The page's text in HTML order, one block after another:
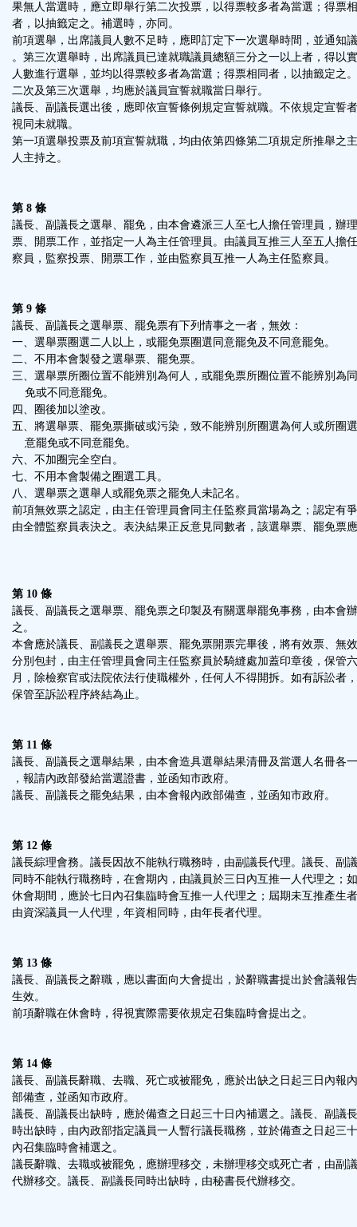
果無人當選時，應立即舉行第二次投票，以得票較多者為當選；得票
者，以抽籤定之。補選時，亦同。
前項選舉，出席議員人數不足時，應即訂定下一次選舉時間，並通知
。第三次選舉時，出席議員已達就職議員總額三分之一以上者，得以
人數進行選舉，並均以得票較多者為當選；得票相同者，以抽籤定之
二次及第三次選舉，均應於議員宣誓就職當日舉行。
議長、副議長選出後，應即依宣誓條例規定宣誓就職。不依規定宣誓
視同未就職。
第一項選舉投票及前項宣誓就職，均由依第四條第二項規定所推舉之
人主持之。
第 8 條
議長、副議長之選舉、罷免，由本會遴派三人至七人擔任管理員，辦
票、開票工作，並指定一人為主任管理員。由議員互推三人至五人擔
察員，監察投票、開票工作，並由監察員互推一人為主任監察員。
第 9 條
議長、副議長之選舉票、罷免票有下列情事之一者，無效：
一、選舉票圈選二人以上，或罷免票圈選同意罷免及不同意罷免。
二、不用本會製發之選舉票、罷免票。
三、選舉票所圈位置不能辨別為何人，或罷免票所圈位置不能辨別為
免或不同意罷免。
四、圈後加以塗改。
五、將選舉票、罷免票撕破或污染，致不能辨別所圈選為何人或所圈
意罷免或不同意罷免。
六、不加圈完全空白。
七、不用本會製備之圈選工具。
八、選舉票之選舉人或罷免票之罷免人未記名。
前項無效票之認定，由主任管理員會同主任監察員當場為之；認定有
由全體監察員表決之。表決結果正反意見同數者，該選舉票、罷免票
第 10 條
議長、副議長之選舉票、罷免票之印製及有關選舉罷免事務，由本會
之。
本會應於議長、副議長之選舉票、罷免票開票完畢後，將有效票、無
分別包封，由主任管理員會同主任監察員於騎縫處加蓋印章後，保管
月，除檢察官或法院依法行使職權外，任何人不得開拆。如有訴訟者
保管至訴訟程序終結為止。
第 11 條
議長、副議長之選舉結果，由本會造具選舉結果清冊及當選人名冊各
，報請內政部發給當選證書，並函知市政府。
議長、副議長之罷免結果，由本會報內政部備查，並函知市政府。
第 12 條
議長綜理會務。議長因故不能執行職務時，由副議長代理。議長、副
同時不能執行職務時，在會期內，由議員於三日內互推一人代理之；
休會期間，應於七日內召集臨時會互推一人代理之；屆期未互推產生
由資深議員一人代理，年資相同時，由年長者代理。
第 13 條
議長、副議長之辭職，應以書面向大會提出，於辭職書提出於會議報
生效。
前項辭職在休會時，得視實際需要依規定召集臨時會提出之。
第 14 條
議長、副議長辭職、去職、死亡或被罷免，應於出缺之日起三日內報
部備查，並函知市政府。
議長、副議長出缺時，應於備查之日起三十日內補選之。議長、副議
時出缺時，由內政部指定議員一人暫行議長職務，並於備查之日起三
內召集臨時會補選之。
議長辭職、去職或被罷免，應辦理移交，未辦理移交或死亡者，由副
代辦移交。議長、副議長同時出缺時，由秘書長代辦移交。